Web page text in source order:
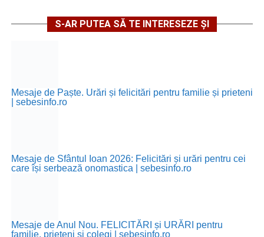
S-AR PUTEA SĂ TE INTERESEZE ȘI
Mesaje de Paște. Urări și felicitări pentru familie și prieteni
| sebesinfo.ro
Mesaje de Sfântul Ioan 2026: Felicitări și urări pentru cei
care își serbează onomastica | sebesinfo.ro
Mesaje de Anul Nou. FELICITĂRI și URĂRI pentru
familie, prieteni și colegi | sebesinfo.ro